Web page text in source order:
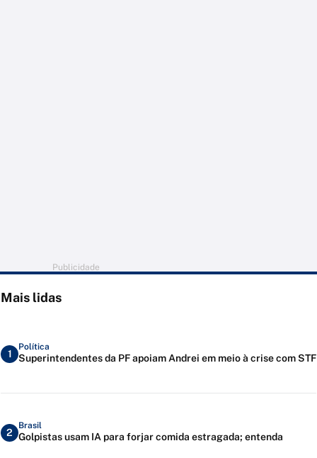
Publicidade
Mais lidas
1
Política
Superintendentes da PF apoiam Andrei em meio à crise com STF
2
Brasil
Golpistas usam IA para forjar comida estragada; entenda